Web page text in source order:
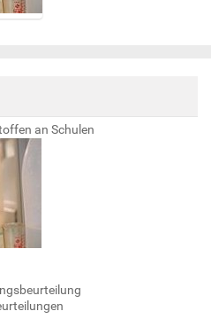
an Schulen